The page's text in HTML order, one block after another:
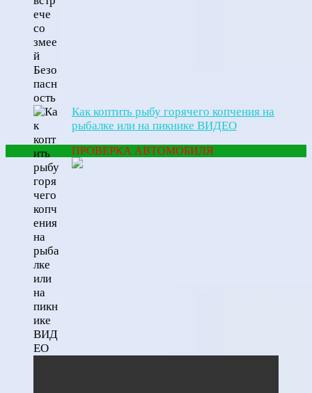
Как коптить рыбу горячего копчения на
рыбалке или на пикнике ВИДЕО
ПРОВЕРКА АВТОМОБИЛЯ